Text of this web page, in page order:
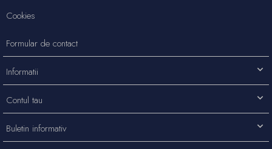
Cookies
Formular de contact
Informatii
Contul tau
Buletin informativ